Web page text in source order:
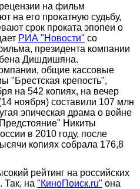
на фильм
на его прокатную судьбу,
срок проката эпопеи о
РИА "Новости" со
президента компании
Дишдишяна.
общие кассовые
"Брестская крепость",
на 542 копиях, на вечер
ноября) составили 107 млн
эпическая драма о войне
Никиты
в 2010 году, после
копиях собрала 176,8
рейтинг на российских
Так, на "КиноПоиск.ru" она